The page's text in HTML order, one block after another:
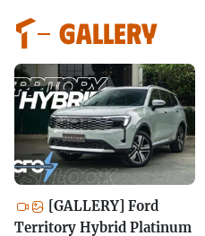
GALLERY
[GALLERY] Ford
Territory Hybrid Platinum